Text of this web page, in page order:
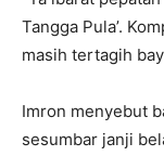
Tangga Pula’.
masih tertagih
Imron menyebut
sesumbar janji